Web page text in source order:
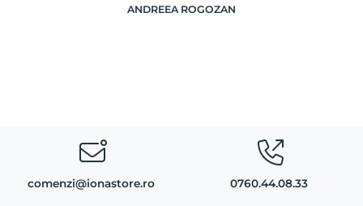
ANDREEA ROGOZAN
comenzi@ionastore.ro 0760.44.08.33